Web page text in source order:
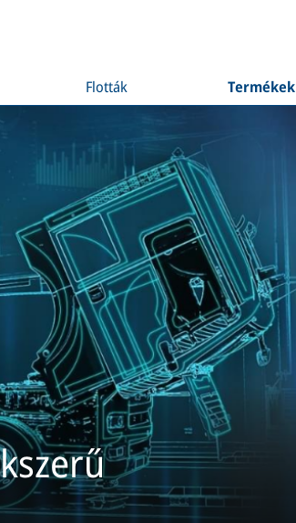
Flották Termékek